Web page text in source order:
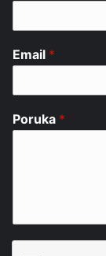
Email *
Poruka *